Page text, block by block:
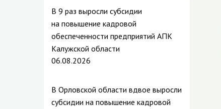
В 9 раз выросли субсидии
на повышение кадровой
обеспеченности предприятий АПК
Калужской области
06.08.2026
В Орловской области вдвое выросли
субсидии на повышение кадровой